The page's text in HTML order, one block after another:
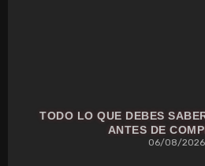
TODO LO QUE DEBES
ANTES DE
06/08/2026